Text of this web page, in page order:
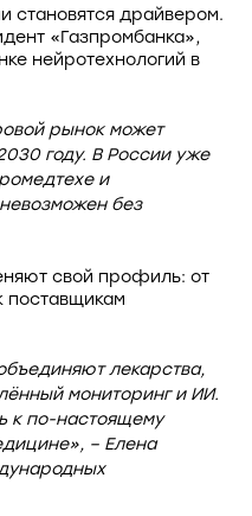
становятся драйвером.
«Газпромбанка»,
нейротехнологий в
рынок может
году. В России уже
и
без
свой профиль: от
поставщикам
лекарства,
мониторинг и ИИ.
к по-настоящему
– Елена